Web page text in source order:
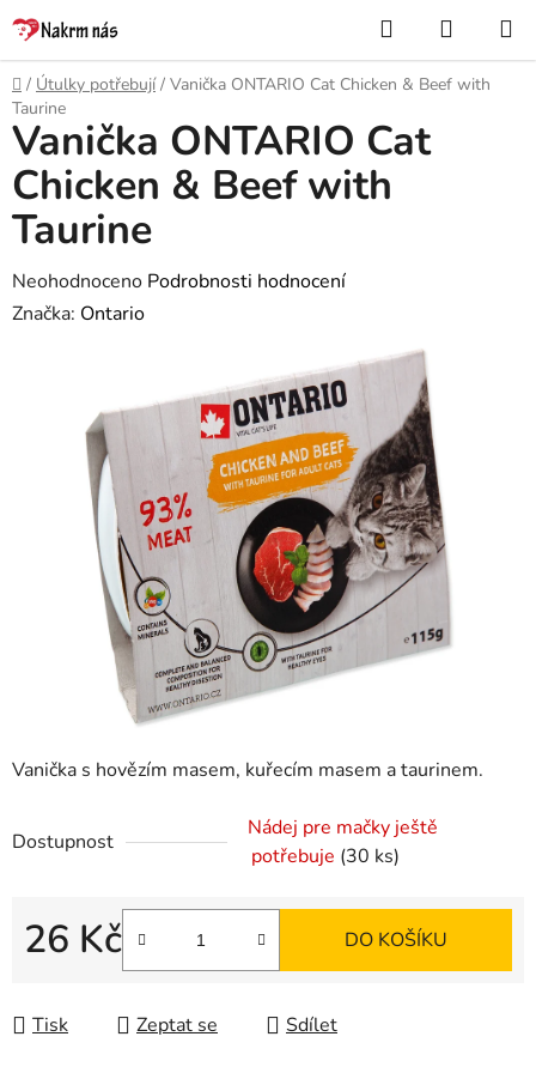
Přejít
na
obsah
Hledat
KOŠÍK
Domů
/ Útulky potřebují / Vanička ONTARIO Cat Chicken & Beef with
Taurine
Vanička s hovězím masem, kuřecím masem a taurinem.
Dostupnost
Nádej pre mačky ještě
potřebuje (30 ks)
26 Kč
Měrná cena:
DO KOŠÍKU
Tisk Zeptat se Sdílet
Vanička ONTARIO Cat
Chicken & Beef with
Taurine
Průměrné
hodnocení
hvězdiček.
Neohodnoceno Podrobnosti hodnocení
Značka: Ontario